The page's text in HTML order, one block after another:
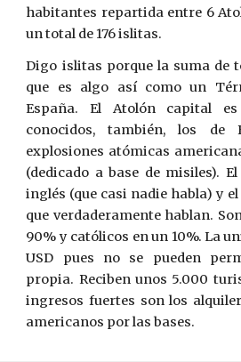
habitantes repartida entre 6
un total de 176 islitas.
Digo islitas porque la suma de
que es algo así como un Té
España. El Atolón capital
conocidos, también, los de
explosiones atómicas
(dedicado a base de misiles).
inglés (que casi nadie habla) y
que verdaderamente hablan.
90% y católicos en un 10%. La
USD pues no se pueden
propia. Reciben unos 5.000
ingresos fuertes son los
americanos por las bases.